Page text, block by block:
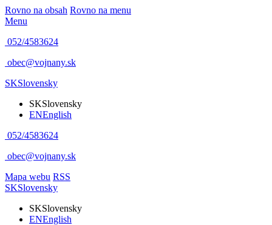
Rovno na obsah Rovno na menu
Menu
052/4583624
obec@vojnany.sk
SKSlovensky
SKSlovensky
ENEnglish
052/4583624
obec@vojnany.sk
Mapa webu RSS
SKSlovensky
SKSlovensky
ENEnglish